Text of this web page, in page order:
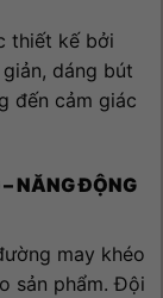
thiết kế bởi
dáng bút
đến cảm giác
NĂNG ĐỘNG
may khéo
sản phẩm. Đội